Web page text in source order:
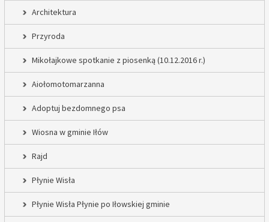
Architektura
Przyroda
Mikołajkowe spotkanie z piosenką (10.12.2016 r.)
Aiołomotomarzanna
Adoptuj bezdomnego psa
Wiosna w gminie Iłów
Rajd
Płynie Wisła
Płynie Wisła Płynie po Iłowskiej gminie